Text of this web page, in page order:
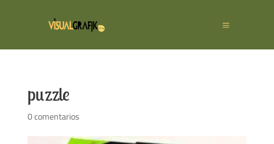
puzzle
0 comentarios